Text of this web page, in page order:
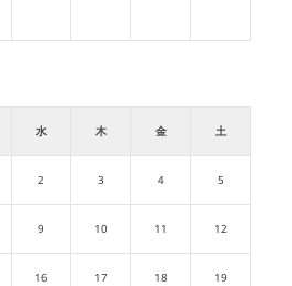
水 木 金 土
2 3 4 5
9 10 11 12
16 17 18 19